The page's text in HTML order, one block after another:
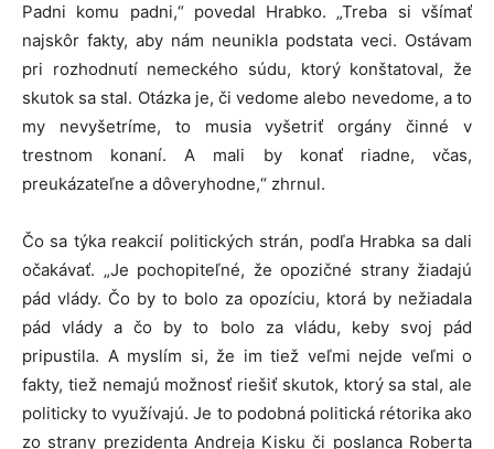
Padni komu padni,“ povedal Hrabko. „Treba si všímať
najskôr fakty, aby nám neunikla podstata veci. Ostávam
pri rozhodnutí nemeckého súdu, ktorý konštatoval, že
skutok sa stal. Otázka je, či vedome alebo nevedome, a to
my nevyšetríme, to musia vyšetriť orgány činné v
trestnom konaní. A mali by konať riadne, včas,
preukázateľne a dôveryhodne,“ zhrnul.
Čo sa týka reakcií politických strán, podľa Hrabka sa dali
očakávať. „Je pochopiteľné, že opozičné strany žiadajú
pád vlády. Čo by to bolo za opozíciu, ktorá by nežiadala
pád vlády a čo by to bolo za vládu, keby svoj pád
pripustila. A myslím si, že im tiež veľmi nejde veľmi o
fakty, tiež nemajú možnosť riešiť skutok, ktorý sa stal, ale
politicky to využívajú. Je to podobná politická rétorika ako
zo strany prezidenta Andreja Kisku či poslanca Roberta